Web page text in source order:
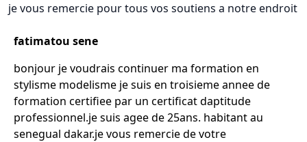
je vous remercie pour tous vos soutiens a notre endroit
fatimatou sene
bonjour je voudrais continuer ma formation en
stylisme modelisme je suis en troisieme annee de
formation certifiee par un certificat daptitude
professionnel.je suis agee de 25ans. habitant au
senegual dakar.je vous remercie de votre